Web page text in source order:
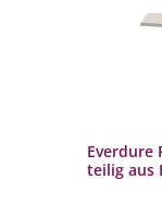
Everdure
teilig aus